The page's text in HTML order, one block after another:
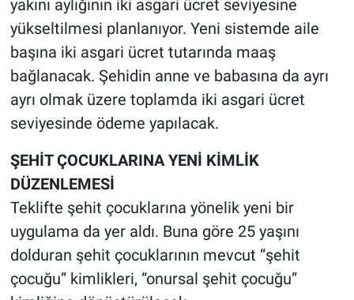
yakını aylığının iki asgari ücret seviyesine
yükseltilmesi planlanıyor. Yeni sistemde aile
başına iki asgari ücret tutarında maaş
bağlanacak. Şehidin anne ve babasına da ayrı
ayrı olmak üzere toplamda iki asgari ücret
seviyesinde ödeme yapılacak.
ŞEHİT ÇOCUKLARINA YENİ KİMLİK
DÜZENLEMESİ
Teklifte şehit çocuklarına yönelik yeni bir
uygulama da yer aldı. Buna göre 25 yaşını
dolduran şehit çocuklarının mevcut “şehit
çocuğu” kimlikleri, “onursal şehit çocuğu”